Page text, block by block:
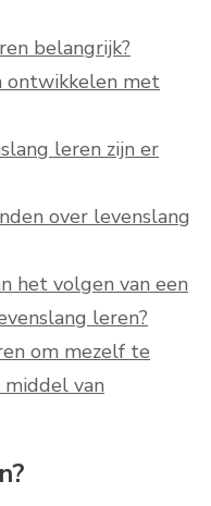
belangrijk?
ontwikkelen met
leren zijn er
over levenslang
het volgen van een
leren?
om mezelf te
van